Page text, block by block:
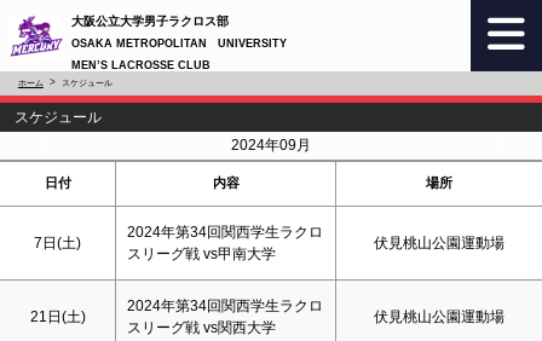
大阪公立大学男子ラクロス部
OSAKA METROPOLITAN UNIVERSITY
MEN’S LACROSSE CLUB
ホーム スケジュール
スケジュール
2024年09月
日付 内容 場所
7日(土)
2024年第34回関西学生ラクロ
スリーグ戦 vs甲南大学
伏見桃山公園運動場
21日(土)
2024年第34回関西学生ラクロ
スリーグ戦 vs関西大学
伏見桃山公園運動場